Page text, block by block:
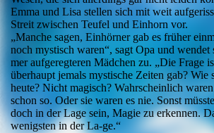
Emma und Lisa stellen sich mit weit
Streit zwischen Teufel und Einhorn vor.
„Manche sagen, Einhörner gab es früher
noch mystisch waren“, sagt Opa und wendet
mer aufgeregteren Mädchen zu. „Die Frage
überhaupt jemals mystische Zeiten gab? Wie
heute? Nicht magisch? Wahrscheinlich
schon so. Oder sie waren es nie. Sonst
doch in der Lage sein, Magie zu erkennen.
wenigsten in der La-ge.“